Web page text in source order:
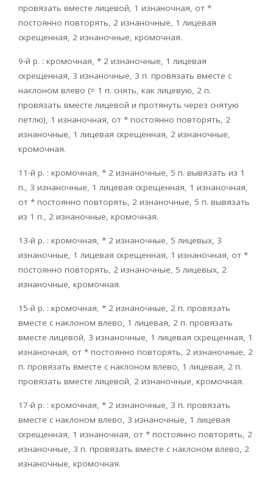
провязать вместе лицевой, 1 изнаночная, от *
постоянно повторять, 2 изнаночные, 1 лицевая
скрещенная, 2 изнаночные, кромочная.
9-й р. : кромочная, * 2 изнаночные, 1 лицевая
скрещенная, 3 изнаночные, 3 п. провязать вместе с
наклоном влево (= 1 п. снять, как лицевую, 2 п.
провязать вместе лицевой и протянуть через снятую
петлю), 1 изнаночная, от * постоянно повторять, 2
изнаночные, 1 лицевая скрещенная, 2 изнаночные,
кромочная.
11-й р. : кромочная, * 2 изнаночные, 5 п. вывязать из 1
п., 3 изнаночные, 1 лицевая скрещенная, 1 изнаночная,
от * постоянно повторять, 2 изнаночные, 5 п. вывязать
из 1 п., 2 изнаночные, кромочная.
13-й р. : кромочная, * 2 изнаночные, 5 лицевых, 3
изнаночные, 1 лицевая скрещенная, 1 изнаночная, от *
постоянно повторять, 2 изнаночные, 5 лицевых, 2
изнаночные, кромочная.
15-й р. : кромочная, * 2 изнаночные, 2 п. провязать
вместе с наклоном влево, 1 лицевая, 2 п. провязать
вместе лицевой, 3 изнаночные, 1 лицевая скрещенная, 1
изнаночная, от * постоянно повторять, 2 изнаночные, 2
п. провязать вместе с наклоном влево, 1 лицевая, 2 п.
провязать вместе лицевой, 2 изнаночные, кромочная.
17-й р. : кромочная, * 2 изнаночные, 3 п. провязать
вместе с наклоном влево, 3 изнаночные, 1 лицевая
скрещенная, 1 изнаночная, от * постоянно повторять, 2
изнаночные, 3 п. провязать вместе с наклоном влево, 2
изнаночные, кромочная.